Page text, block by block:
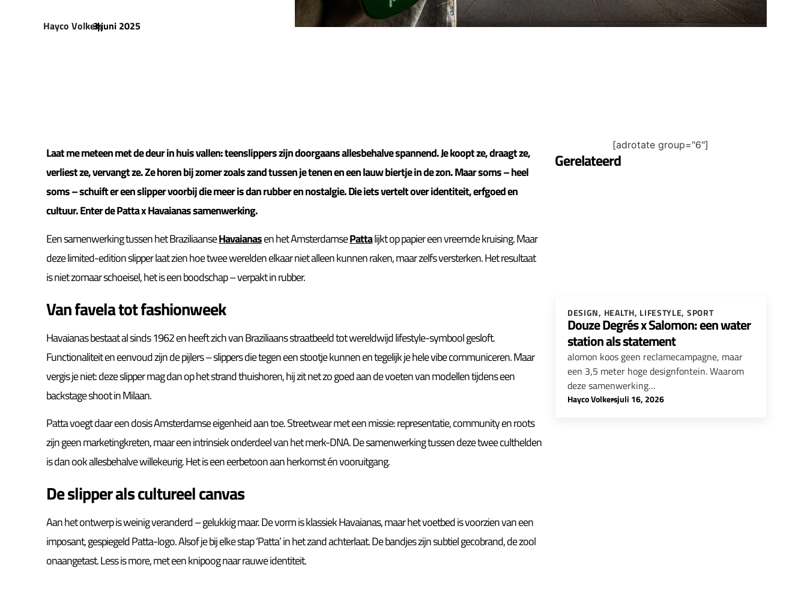
Hayco Volkers
|
3 juni 2025
Laat me meteen met de deur in huis vallen: teenslippers zijn doorgaans allesbehalve spannend. Je koopt ze, draagt ze,
verliest ze, vervangt ze. Ze horen bij zomer zoals zand tussen je tenen en een lauw biertje in de zon. Maar soms – heel
soms – schuift er een slipper voorbij die meer is dan rubber en nostalgie. Die iets vertelt over identiteit, erfgoed en
cultuur. Enter de Patta x Havaianas samenwerking.
Een samenwerking tussen het BraziliaanseHavaianasen het AmsterdamsePattalijkt op papier een vreemde kruising. Maar
deze limited-edition slipper laat zien hoe twee werelden elkaar niet alleen kunnen raken, maar zelfs versterken. Het resultaat
is niet zomaar schoeisel, het is een boodschap – verpakt in rubber.
Van favela tot fashionweek
Havaianas bestaat al sinds 1962 en heeft zich van Braziliaans straatbeeld tot wereldwijd lifestyle-symbool gesloft.
Functionaliteit en eenvoud zijn de pijlers – slippers die tegen een stootje kunnen en tegelijk je hele vibe communiceren. Maar
vergis je niet: deze slipper mag dan op het strand thuishoren, hij zit net zo goed aan de voeten van modellen tijdens een
backstage shoot in Milaan.
Patta voegt daar een dosis Amsterdamse eigenheid aan toe. Streetwear met een missie: representatie, community en roots
zijn geen marketingkreten, maar een intrinsiek onderdeel van het merk-DNA. De samenwerking tussen deze twee culthelden
is dan ook allesbehalve willekeurig. Het is een eerbetoon aan herkomst én vooruitgang.
De slipper als cultureel canvas
Aan het ontwerp is weinig veranderd – gelukkig maar. De vorm is klassiek Havaianas, maar het voetbed is voorzien van een
imposant, gespiegeld Patta-logo. Alsof je bij elke stap ‘Patta’ in het zand achterlaat. De bandjes zijn subtiel gecobrand, de zool
onaangetast. Less is more, met een knipoog naar rauwe identiteit.
[adrotate group="6"]
Gerelateerd
DESIGN, HEALTH, LIFESTYLE, SPORT
Douze Degrés x Salomon: een water
station als statement
alomon koos geen reclamecampagne, maar
een 3,5 meter hoge designfontein. Waarom
deze samenwerking…
Hayco Volkers
-juli 16, 2026